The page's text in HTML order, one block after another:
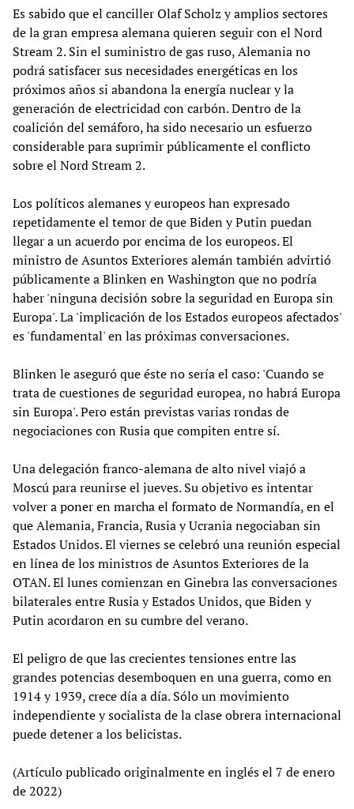
Es sabido que el canciller Olaf Scholz y amplios sectores
de la gran empresa alemana quieren seguir con el Nord
Stream 2. Sin el suministro de gas ruso, Alemania no
podrá satisfacer sus necesidades energéticas en los
próximos años si abandona la energía nuclear y la
generación de electricidad con carbón. Dentro de la
coalición del semáforo, ha sido necesario un esfuerzo
considerable para suprimir públicamente el conflicto
sobre el Nord Stream 2.
Los políticos alemanes y europeos han expresado
repetidamente el temor de que Biden y Putin puedan
llegar a un acuerdo por encima de los europeos. El
ministro de Asuntos Exteriores alemán también advirtió
públicamente a Blinken en Washington que no podría
haber 'ninguna decisión sobre la seguridad en Europa sin
Europa'. La 'implicación de los Estados europeos afectados'
es 'fundamental' en las próximas conversaciones.
Blinken le aseguró que éste no sería el caso: 'Cuando se
trata de cuestiones de seguridad europea, no habrá Europa
sin Europa'. Pero están previstas varias rondas de
negociaciones con Rusia que compiten entre sí.
Una delegación franco-alemana de alto nivel viajó a
Moscú para reunirse el jueves. Su objetivo es intentar
volver a poner en marcha el formato de Normandía, en el
que Alemania, Francia, Rusia y Ucrania negociaban sin
Estados Unidos. El viernes se celebró una reunión especial
en línea de los ministros de Asuntos Exteriores de la
OTAN. El lunes comienzan en Ginebra las conversaciones
bilaterales entre Rusia y Estados Unidos, que Biden y
Putin acordaron en su cumbre del verano.
El peligro de que las crecientes tensiones entre las
grandes potencias desemboquen en una guerra, como en
1914 y 1939, crece día a día. Sólo un movimiento
independiente y socialista de la clase obrera internacional
puede detener a los belicistas.
(Artículo publicado originalmente en inglés el 7 de enero
de 2022)